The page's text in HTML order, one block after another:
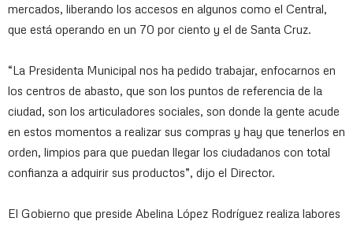
mercados, liberando los accesos en algunos como el Central,
que está operando en un 70 por ciento y el de Santa Cruz.
“La Presidenta Municipal nos ha pedido trabajar, enfocarnos en
los centros de abasto, que son los puntos de referencia de la
ciudad, son los articuladores sociales, son donde la gente acude
en estos momentos a realizar sus compras y hay que tenerlos en
orden, limpios para que puedan llegar los ciudadanos con total
confianza a adquirir sus productos”, dijo el Director.
El Gobierno que preside Abelina López Rodríguez realiza labores